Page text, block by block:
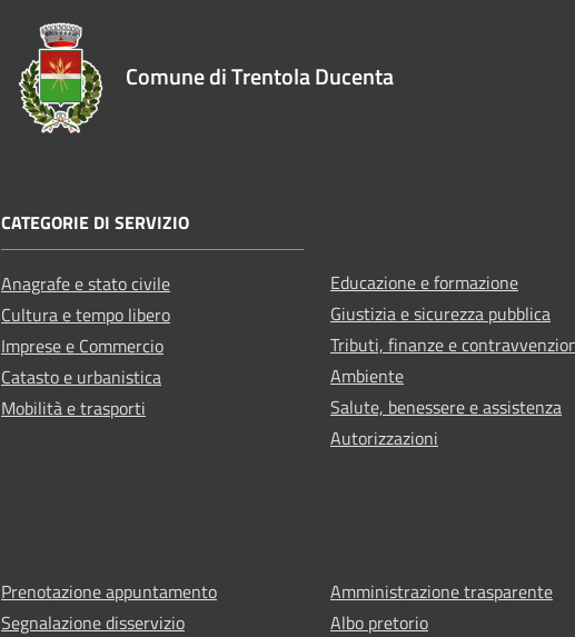
Comune di Trentola Ducenta
CATEGORIE DI SERVIZIO
Anagrafe e stato civile
Cultura e tempo libero
Imprese e Commercio
Catasto e urbanistica
Mobilità e trasporti
Educazione e formazione
Giustizia e sicurezza pubblica
Tributi, finanze e
Ambiente
Salute, benessere e assistenza
Autorizzazioni
Prenotazione appuntamento
Segnalazione disservizio
Amministrazione trasparente
Albo pretorio